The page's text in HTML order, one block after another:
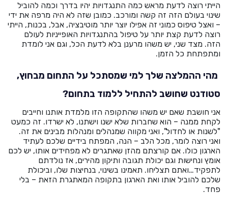
הייתי רוצה לדעת מראש כמה התנגדויות יהיו בדרך וכמה להוביל
שינוי בעולם הזה זה קשה ומורכב. כמובן שזה לא היה מרפה את ידי
– ואצל טיפוס כמוני זה אפילו יוצר יותר מוטיבציה, אבל, בכנות, הייתי
רוצה לדעת קצת יותר על טיפול בהתנגדויות האופייניות לעולם
הזה. מצד שני, יש משהו מרענן בלא לדעת הכל, וגם אני לומדת
ומתפתחת כל הזמן.
מהי ההמלצה שלך למי שמסתכל על התחום מבחוץ,
סטודנט שחושב להתחיל ללמוד בתחום?
אני חושבת שאם יש משהו שהתקופה הזו מלמדת אותנו וחייבים
לקחת ממנה – הוא שחברות שלא ישנו וישתנו, לא ישרדו. זה כמעט
"לשנות או לחדול", ואני מקווה שמנהלים ומנהלות מבינים את זה.
ואני רוצה לומר, מכל הלב – הנה, המפתח בידיים שלכם לעתיד
הארגון כולו. אם קורצתם מהזן שאתגרים לא מפחידים אותו, יש לכם
אומץ ונחישות וגם יכולת תגובה ותיקון מהירים, אז נולדתם
לתפקיד…ואתם תצליחו. תאמינו בשינוי, בנחיצות שלו, וביכולת
שלכם להוביל אותו ואת הארגון בתקופה המאתגרת הזאת – בלי
פחד.